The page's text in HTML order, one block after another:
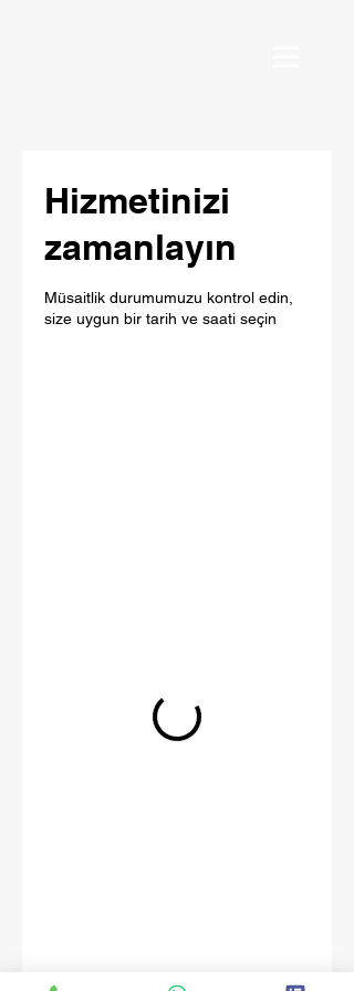
Hizmetinizi
zamanlayın
Müsaitlik durumumuzu kontrol edin,
size uygun bir tarih ve saati seçin